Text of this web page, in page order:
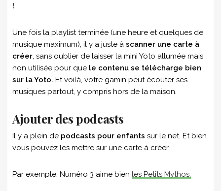
!
Une fois la playlist terminée (une heure et quelques de
musique maximum), il y a juste à scanner une carte à
créer, sans oublier de laisser la mini Yoto allumée mais
non utilisée pour que le contenu se télécharge bien
sur la Yoto. Et voilà, votre gamin peut écouter ses
musiques partout, y compris hors de la maison.
Ajouter des podcasts
Il y a plein de podcasts pour enfants sur le net. Et bien
vous pouvez les mettre sur une carte à créer.
Par exemple, Numéro 3 aime bien les Petits Mythos.